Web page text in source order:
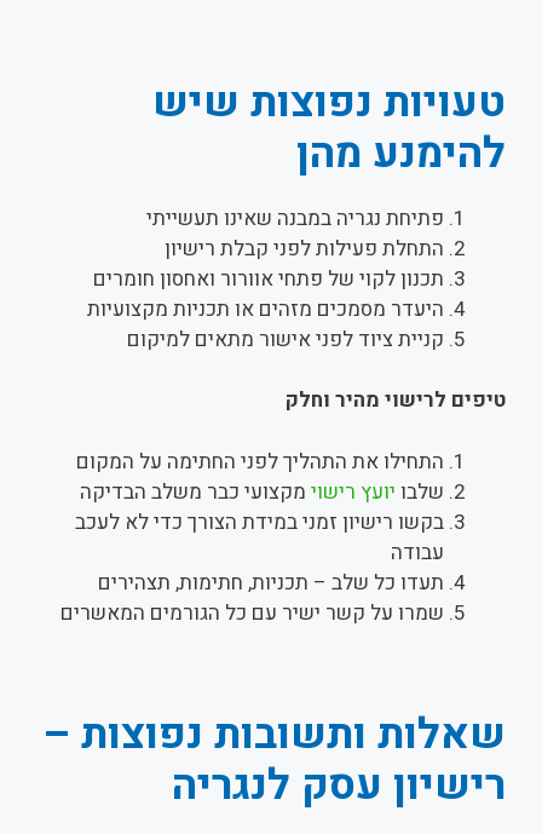
טעויות נפוצות שיש
להימנע מהן
פתיחת נגריה במבנה שאינו תעשייתי
התחלת פעילות לפני קבלת רישיון
תכנון לקוי של פתחי אוורור ואחסון חומרים
היעדר מסמכים מזהים או תכניות מקצועיות
קניית ציוד לפני אישור מתאים למיקום
טיפים לרישוי מהיר וחלק
התחילו את התהליך לפני החתימה על המקום
שלבו יועץ רישוי מקצועי כבר משלב הבדיקה
בקשו רישיון זמני במידת הצורך כדי לא לעכב
עבודה
תעדו כל שלב – תכניות, חתימות, תצהירים
שמרו על קשר ישיר עם כל הגורמים המאשרים
שאלות ותשובות נפוצות –
רישיון עסק לנגריה